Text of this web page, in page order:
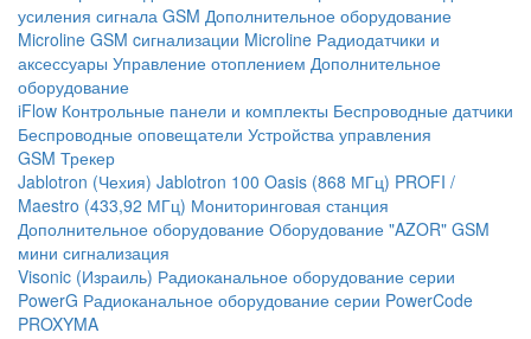
усиления сигнала GSM Дополнительное оборудование
Microline GSM cигнализации Microline Радиодатчики и
аксессуары Управление отоплением Дополнительное
оборудование
iFlow Контрольные панели и комплекты Беспроводные датчики
Беспроводные оповещатели Устройства управления
GSM Трекер
Jablotron (Чехия) Jablotron 100 Oasis (868 МГц) PROFI /
Maestro (433,92 МГц) Мониторинговая станция
Дополнительное оборудование Оборудование "AZOR" GSM
мини сигнализация
Visonic (Израиль) Радиоканальное оборудование серии
PowerG Радиоканальное оборудование серии PowerCode
PROXYMA